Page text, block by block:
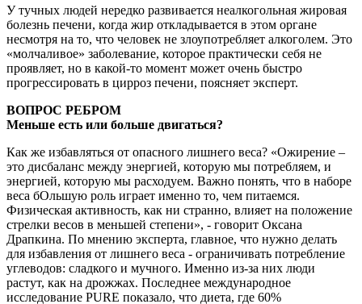
У тучных людей нередко развивается неалкогольная жировая
болезнь печени, когда жир откладывается в этом органе
несмотря на то, что человек не злоупотребляет алкоголем. Это
«молчаливое» заболевание, которое практически себя не
проявляет, но в какой-то момент может очень быстро
прогрессировать в цирроз печени, поясняет эксперт.
ВОПРОС РЕБРОМ
Меньше есть или больше двигаться?
Как же избавляться от опасного лишнего веса? «Ожирение –
это дисбаланс между энергией, которую мы потребляем, и
энергией, которую мы расходуем. Важно понять, что в наборе
веса бОльшую роль играет именно то, чем питаемся.
Физическая активность, как ни странно, влияет на положение
стрелки весов в меньшей степени», - говорит Оксана
Драпкина. По мнению эксперта, главное, что нужно делать
для избавления от лишнего веса - ограничивать потребление
углеводов: сладкого и мучного. Именно из-за них люди
растут, как на дрожжах. Последнее международное
исследование PURE показало, что диета, где 60%